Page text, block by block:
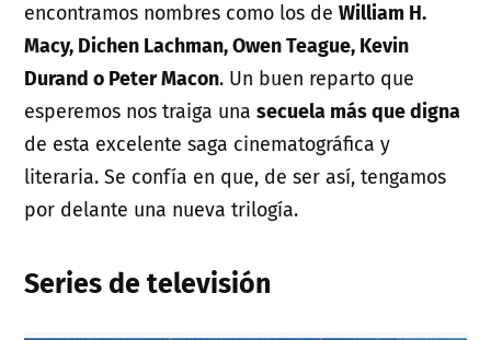
encontramos nombres como los deWilliam H.
Macy, Dichen Lachman, Owen Teague, Kevin
Durand o Peter Macon. Un buen reparto que
esperemos nos traiga unasecuela más que digna
de esta excelente saga cinematográfica y
literaria. Se confía en que, de ser así, tengamos
por delante una nueva trilogía.
Series de televisión